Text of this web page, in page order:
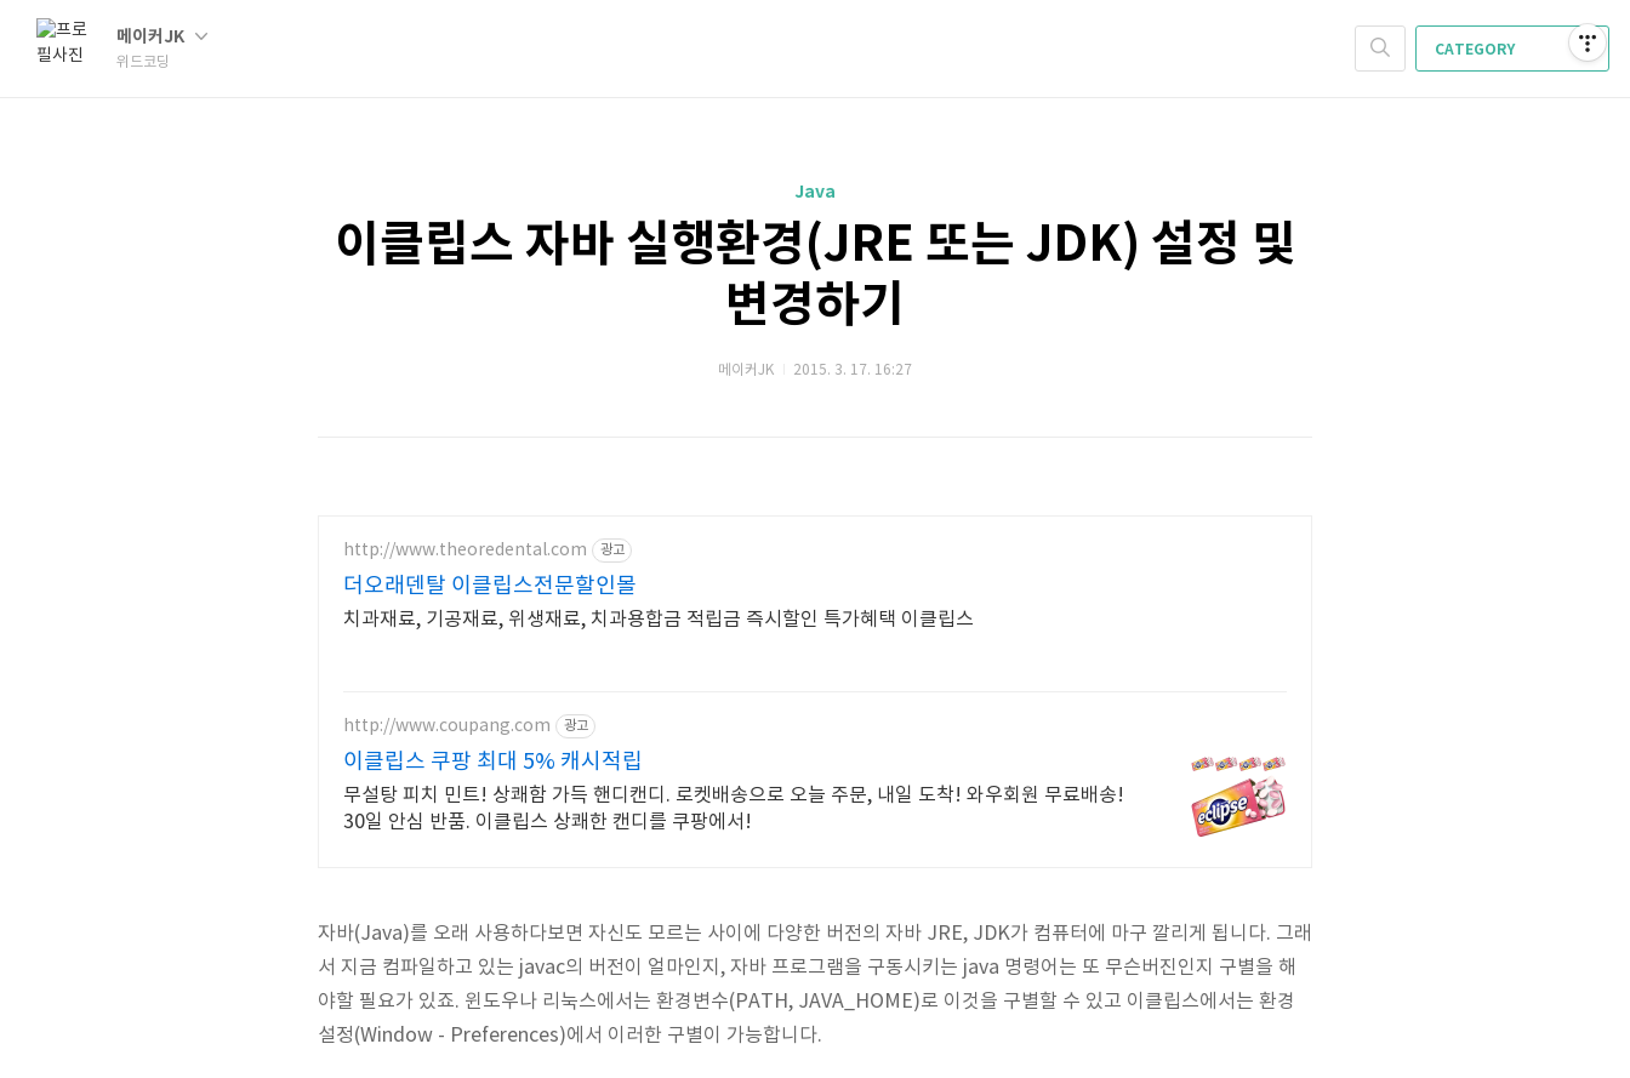
메이커JK
위드코딩
CATEGORY
Java
이클립스 자바 실행환경(JRE 또는 JDK) 설정 및
변경하기
메이커JK 2015. 3. 17. 16:27
http://www.theoredental.com 광고
더오래덴탈 이클립스전문할인몰
치과재료, 기공재료, 위생재료, 치과용합금 적립금 즉시할인 특가혜택 이클립스
http://www.coupang.com 광고
이클립스 쿠팡 최대 5% 캐시적립
무설탕 피치 민트! 상쾌함 가득 핸디캔디. 로켓배송으로 오늘 주문, 내일 도착! 와우회원 무료배송!
30일 안심 반품. 이클립스 상쾌한 캔디를 쿠팡에서!
자바(Java)를 오래 사용하다보면 자신도 모르는 사이에 다양한 버전의 자바 JRE, JDK가 컴퓨터에 마구 깔리게 됩니다. 그래
서 지금 컴파일하고 있는 javac의 버전이 얼마인지, 자바 프로그램을 구동시키는 java 명령어는 또 무슨버진인지 구별을 해
야할 필요가 있죠. 윈도우나 리눅스에서는 환경변수(PATH, JAVA_HOME)로 이것을 구별할 수 있고 이클립스에서는 환경
설정(Window - Preferences)에서 이러한 구별이 가능합니다.